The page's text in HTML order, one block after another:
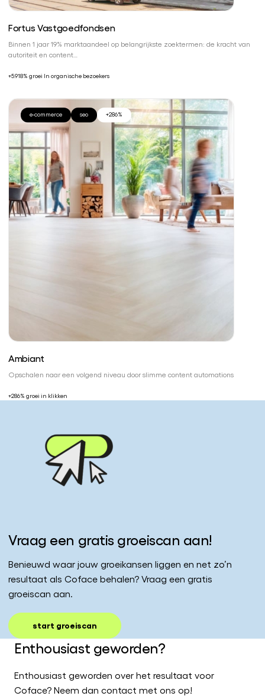
Fortus Vastgoedfondsen
Binnen 1 jaar 19% marktaandeel op belangrijkste zoektermen: de kracht van
autoriteit en content…
+5.918% groei In organische bezoekers
e-commerce seo +286%
Ambiant
Opschalen naar een volgend niveau door slimme content automations
+286% groei in klikken
Vraag een gratis groeiscan aan!
Benieuwd waar jouw groeikansen liggen en net zo’n
resultaat als Coface behalen? Vraag een gratis
groeiscan aan.
start groeiscan
Enthousiast geworden?
Enthousiast geworden over het resultaat voor
Coface? Neem dan contact met ons op!